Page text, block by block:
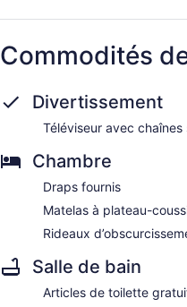
Commodités
Divertissement
Téléviseur avec
Chambre
Draps fournis
Matelas à plateau-
Rideaux
Salle de bain
Articles de toilette